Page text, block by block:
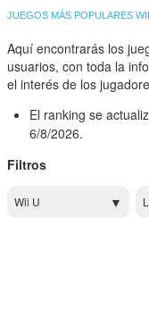
JUEGOS MÁS POPULARES
Aquí encontrarás los
usuarios, con toda la
el interés de los
El ranking se
6/8/2026.
Filtros
Wii U